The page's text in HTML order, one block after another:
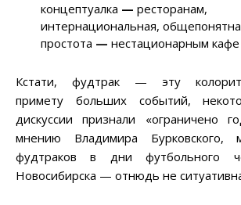
концептуалка —ресторанам,
интернациональная,
простота —нестационарным
Кстати, фудтрак — эту
примету больших событий,
дискуссии признали «ограничено
мнению Владимира Бурковского,
фудтраков в дни футбольного
Новосибирска — отнюдь не